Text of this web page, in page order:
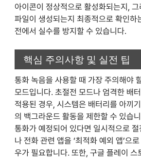
아이콘이 정상적으로 활성화되는지,
파일이 생성되는지 최종적으로 확인하
전에서 실수를 방지할 수 있습니다.
핵심 주의사항 및 실전 팁
통화 녹음을 사용할 때 가장 주의해야
모드입니다. 초절전 모드나 엄격한 배
적용된 경우, 시스템은 배터리를 아끼
의 백그라운드 활동을 제한할 수 있습
통화가 예정되어 있다면 일시적으로
나 전화 관련 앱을 ‘최적화 예외 앱’으
우가 필요합니다. 또한, 구글 플레이 스